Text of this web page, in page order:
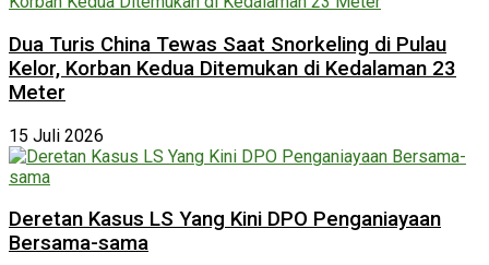
Dua Turis China Tewas Saat Snorkeling di Pulau
Kelor, Korban Kedua Ditemukan di Kedalaman 23
Meter
15 Juli 2026
Deretan Kasus LS Yang Kini DPO Penganiayaan
Bersama-sama